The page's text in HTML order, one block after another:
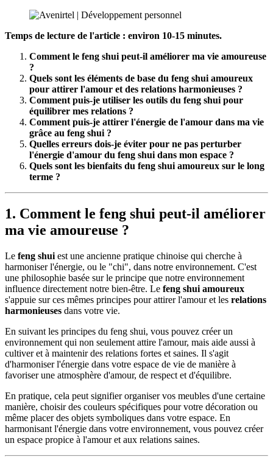
Temps de lecture de l'article : environ 10-15 minutes.
Comment le feng shui peut-il améliorer ma vie amoureuse
?
Quels sont les éléments de base du feng shui amoureux
pour attirer l'amour et des relations harmonieuses ?
Comment puis-je utiliser les outils du feng shui pour
équilibrer mes relations ?
Comment puis-je attirer l'énergie de l'amour dans ma vie
grâce au feng shui ?
Quelles erreurs dois-je éviter pour ne pas perturber
l'énergie d'amour du feng shui dans mon espace ?
Quels sont les bienfaits du feng shui amoureux sur le long
terme ?
1. Comment le feng shui peut-il améliorer
ma vie amoureuse ?
Le feng shui est une ancienne pratique chinoise qui cherche à
harmoniser l'énergie, ou le "chi", dans notre environnement. C'est
une philosophie basée sur le principe que notre environnement
influence directement notre bien-être. Le feng shui amoureux
s'appuie sur ces mêmes principes pour attirer l'amour et les relations
harmonieuses dans votre vie.
En suivant les principes du feng shui, vous pouvez créer un
environnement qui non seulement attire l'amour, mais aide aussi à
cultiver et à maintenir des relations fortes et saines. Il s'agit
d'harmoniser l'énergie dans votre espace de vie de manière à
favoriser une atmosphère d'amour, de respect et d'équilibre.
En pratique, cela peut signifier organiser vos meubles d'une certaine
manière, choisir des couleurs spécifiques pour votre décoration ou
même placer des objets symboliques dans votre espace. En
harmonisant l'énergie dans votre environnement, vous pouvez créer
un espace propice à l'amour et aux relations saines.